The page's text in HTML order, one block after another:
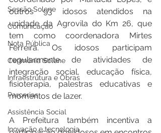
Sessão Solene
Comunicação
Nota Pública
Cerimônia Solene
Infraestrutura e Obras
Parcerias
Assistência Social
Inovação e tecnologia
outros 93 idosos atendidos na
unidade da Agrovila do Km 26, que
tem como coordenadora Mirtes
Ferreira. Os idosos participam
regularmente de atividades de
integração social, educação física,
fisioterapia, palestras educativas e
momentos de lazer.
A Prefeitura também incentiva a